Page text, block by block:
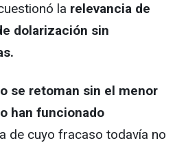
la relevancia de
dolarización sin
se retoman sin el menor
han funcionado
de cuyo fracaso todavía no